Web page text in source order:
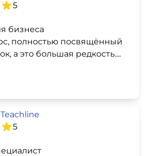
5
бизнеса
полностью посвящённый
а это большая редкость....
Teachline
5